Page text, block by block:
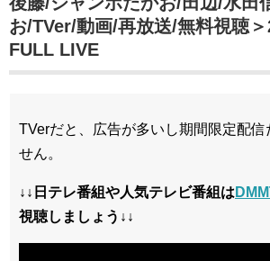
お/TVer/動画/再放送/無料視聴＞
FULL LIVE
TVerだと、広告が多いし期間限定配信
せん。
↓↓日テレ番組や人気テレビ番組は
視聴しましょう↓↓